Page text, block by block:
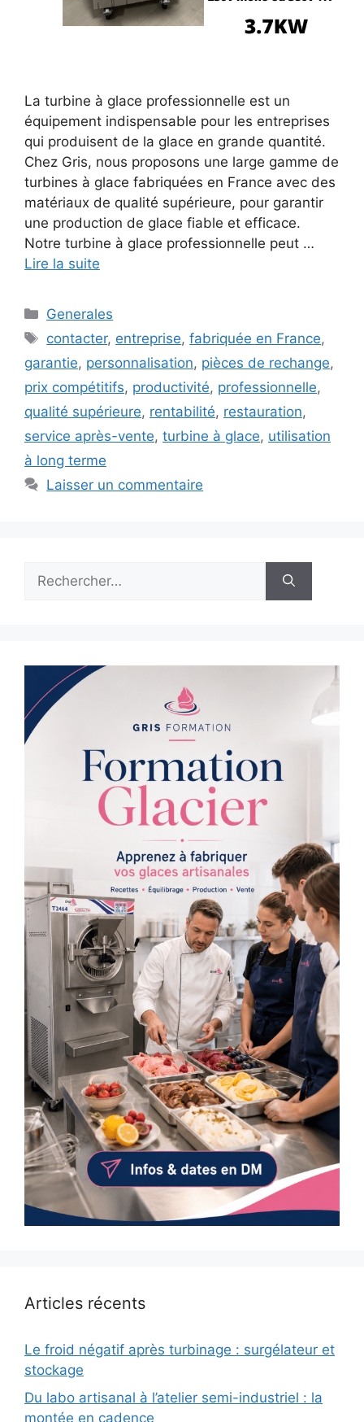
La turbine à glace professionnelle est un
équipement indispensable pour les entreprises
qui produisent de la glace en grande quantité.
Chez Gris, nous proposons une large gamme de
turbines à glace fabriquées en France avec des
matériaux de qualité supérieure, pour garantir
une production de glace fiable et efficace.
Notre turbine à glace professionnelle peut …
Lire la suite
Catégories
Generales
Étiquettes
contacter, entreprise,fabriquée en France,
garantie, personnalisation, pièces de rechange,
prix compétitifs, productivité, professionnelle,
qualité supérieure, rentabilité, restauration,
service après-vente, turbine à glace, utilisation
à long terme
Laisser un commentaire
Articles récents
Le froid négatif après turbinage : surgélateur et
stockage
Du labo artisanal à l’atelier semi-industriel : la
montée en cadence